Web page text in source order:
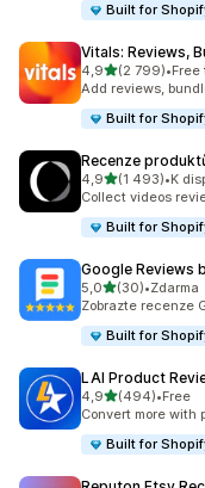
Built for
Vitals: Reviews,
4,9z 5 hvězd
(2 799)
Celkový počet
•
Add reviews,
Built for
Recenze
4,9z 5 hvězd
(1 493)
Celkový počet
•K
Collect videos
Built for
Google Reviews
5,0z 5 hvězd
(30)
Celkový počet
•Zdarma
Zobrazte recenze
Built for
LAI Product
4,9z 5 hvězd
(494)
Celkový počet
•Free
Convert more with
Built for